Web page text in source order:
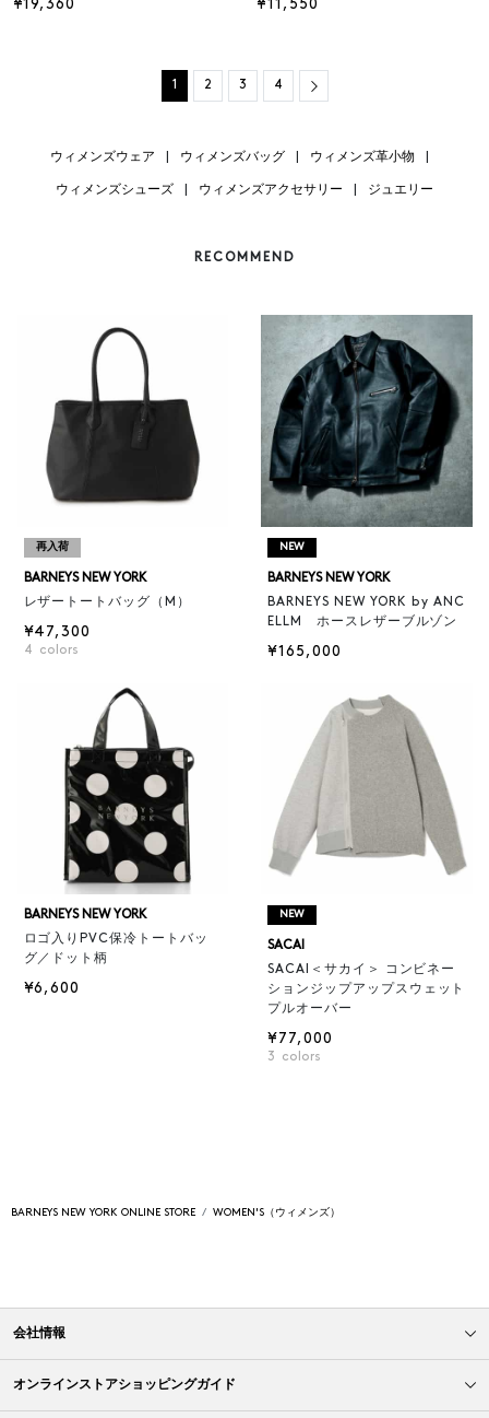
¥19,360 ¥11,550
1 2 3 4 Next
ウィメンズウェア ウィメンズバッグ ウィメンズ革小物
ウィメンズシューズ ウィメンズアクセサリー ジュエリー
RECOMMEND
再入荷
BARNEYS NEW YORK
レザートートバッグ（M）
¥47,300
4 colors
NEW
BARNEYS NEW YORK
BARNEYS NEW YORK by ANC
ELLM ホースレザーブルゾン
¥165,000
BARNEYS NEW YORK
ロゴ入りPVC保冷トートバッ
グ／ドット柄
¥6,600
NEW
SACAI
SACAI＜サカイ＞ コンビネー
ションジップアップスウェット
プルオーバー
¥77,000
3 colors
BARNEYS NEW YORK ONLINE STORE WOMEN'S（ウィメンズ）
会社情報
オンラインストアショッピングガイド